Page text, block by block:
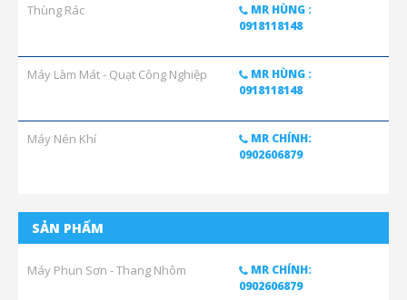
Thùng Rác
MR HÙNG :
0918118148
Máy Làm Mát - Quạt Công Nghiệp
MR HÙNG :
0918118148
Máy Nén Khí
MR CHÍNH:
0902606879
SẢN PHẨM
Máy Phun Sơn - Thang Nhôm
MR CHÍNH:
0902606879